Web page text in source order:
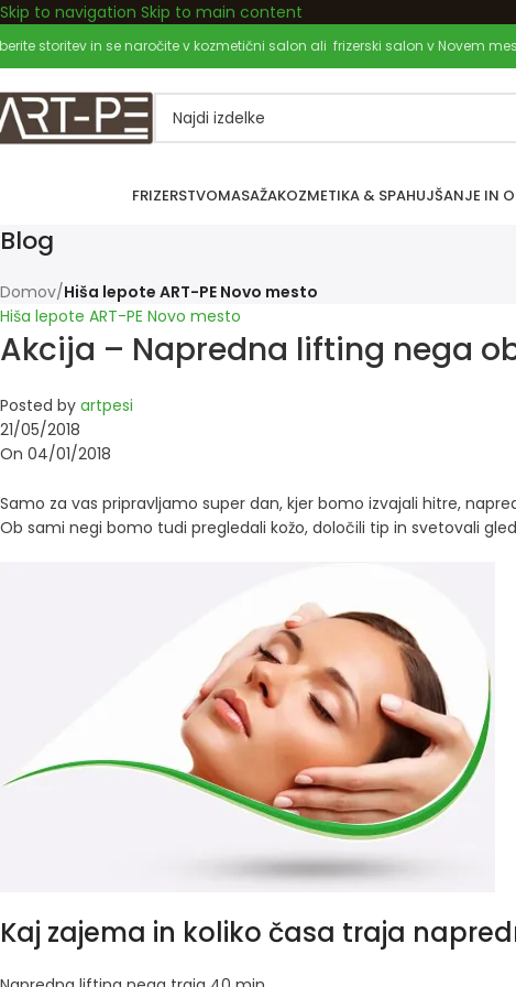
Skip to navigation Skip to main content
Dobrodošli pri nas!
storitev in se naročite v kozmetični salon ali frizerski salon v Novem
FRIZERSTVOMASAŽAKOZMETIKA & SPAHUJŠANJE IN
Blog
Domov/Hiša lepote ART-PE Novo mesto
Hiša lepote ART-PE Novo mesto
Akcija – Napredna lifting nega
Posted by artpesi
21/05/2018
On 04/01/2018
Samo za vas pripravljamo super dan, kjer bomo izvajali hitre,
Ob sami negi bomo tudi pregledali kožo, določili tip in svetovali
Kaj zajema in koliko časa traja